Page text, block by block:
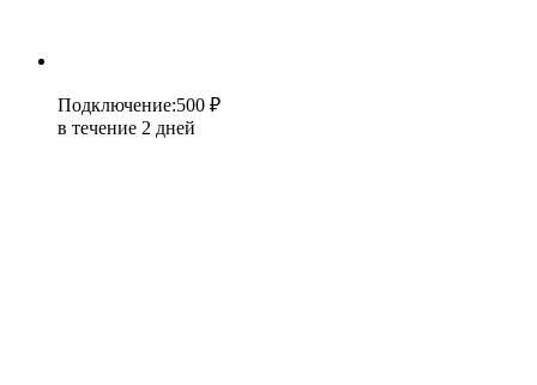
Подключение:500 ₽
в течение 2 дней